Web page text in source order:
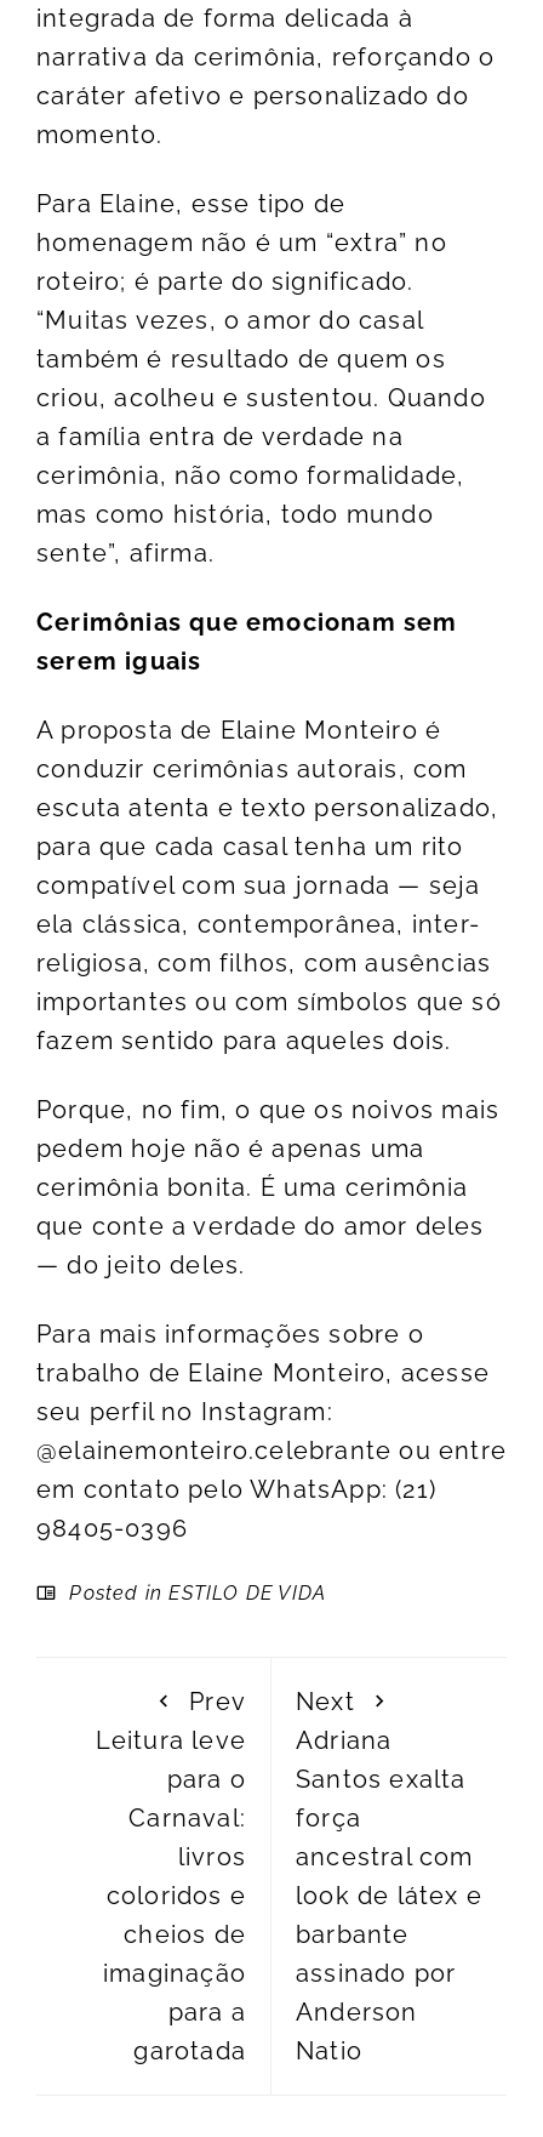
integrada de forma delicada à
narrativa da cerimônia, reforçando o
caráter afetivo e personalizado do
momento.
Para Elaine, esse tipo de
homenagem não é um “extra” no
roteiro; é parte do significado.
“Muitas vezes, o amor do casal
também é resultado de quem os
criou, acolheu e sustentou. Quando
a família entra de verdade na
cerimônia, não como formalidade,
mas como história, todo mundo
sente”, afirma.
Cerimônias que emocionam sem
serem iguais
A proposta de Elaine Monteiro é
conduzir cerimônias autorais, com
escuta atenta e texto personalizado,
para que cada casal tenha um rito
compatível com sua jornada — seja
ela clássica, contemporânea, inter-
religiosa, com filhos, com ausências
importantes ou com símbolos que só
fazem sentido para aqueles dois.
Porque, no fim, o que os noivos mais
pedem hoje não é apenas uma
cerimônia bonita. É uma cerimônia
que conte a verdade do amor deles
— do jeito deles.
Para mais informações sobre o
trabalho de Elaine Monteiro, acesse
seu perfil no Instagram:
@elainemonteiro.celebrante ou entre
em contato pelo WhatsApp: (21)
98405-0396
Posted inESTILO DE VIDA
Prev
Leitura leve
para o
Carnaval:
livros
coloridos e
cheios de
imaginação
para a
garotada
Next
Adriana
Santos exalta
força
ancestral com
look de látex e
barbante
assinado por
Anderson
Natio